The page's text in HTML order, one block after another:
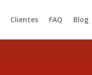
Clientes FAQ Blog